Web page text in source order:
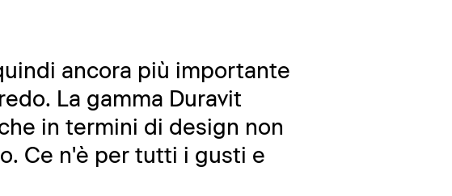
ancora più importante
La gamma Duravit
in termini di design non
Ce n'è per tutti i gusti e